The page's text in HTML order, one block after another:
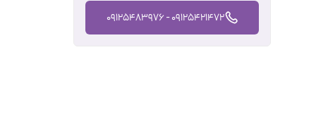
09125421472 - 09125483976